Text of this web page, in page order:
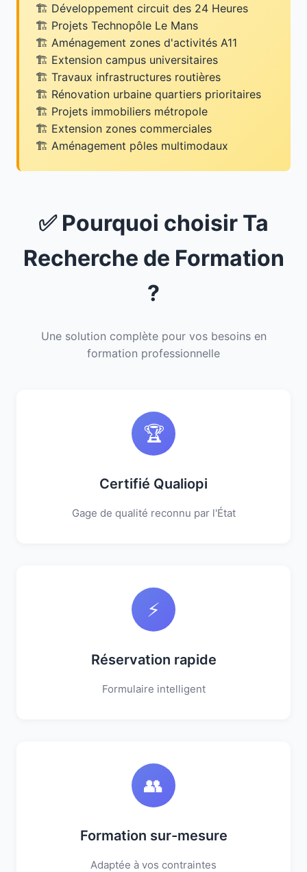
Développement circuit des 24 Heures
Projets Technopôle Le Mans
Aménagement zones d'activités A11
Extension campus universitaires
Travaux infrastructures routières
Rénovation urbaine quartiers prioritaires
Projets immobiliers métropole
Extension zones commerciales
Aménagement pôles multimodaux
✅ Pourquoi choisir Ta
Recherche de Formation
?
Une solution complète pour vos besoins en
formation professionnelle
🏆
Certifié Qualiopi
Gage de qualité reconnu par l'État
⚡
Réservation rapide
Formulaire intelligent
👥
Formation sur-mesure
Adaptée à vos contraintes